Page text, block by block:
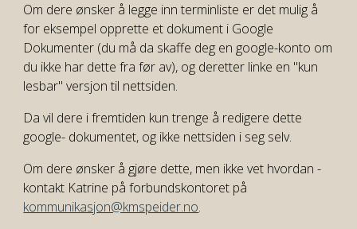
Om dere ønsker å legge inn terminliste er det mulig å
for eksempel opprette et dokument i Google
Dokumenter (du må da skaffe deg en google-konto om
du ikke har dette fra før av), og deretter linke en "kun
lesbar" versjon til nettsiden.
Da vil dere i fremtiden kun trenge å redigere dette
google- dokumentet, og ikke nettsiden i seg selv.
Om dere ønsker å gjøre dette, men ikke vet hvordan -
kontakt Katrine på forbundskontoret på
kommunikasjon@kmspeider.no.